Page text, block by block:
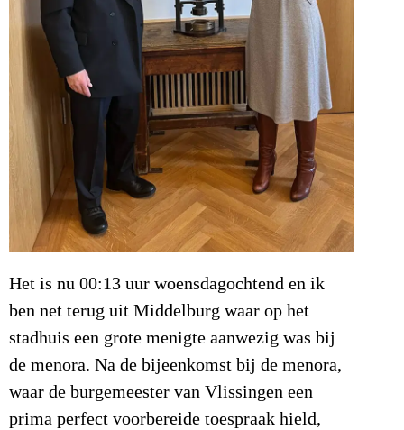
Het is nu 00:13 uur woensdagochtend en ik
ben net terug uit Middelburg waar op het
stadhuis een grote menigte aanwezig was bij
de menora. Na de bijeenkomst bij de menora,
waar de burgemeester van Vlissingen een
prima perfect voorbereide toespraak hield,